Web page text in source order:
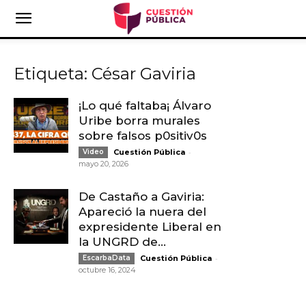
Etiqueta: César Gaviria
¡Lo qué faltaba¡ Álvaro
Uribe borra murales
sobre falsos p0sitiv0s
Video Cuestión Pública -
mayo 20, 2026
De Castaño a Gaviria:
Apareció la nuera del
expresidente Liberal en
la UNGRD de...
EscarbaData Cuestión Pública -
octubre 16, 2024